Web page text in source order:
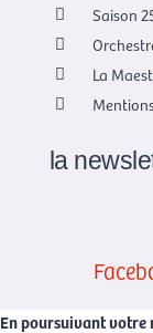
Saison
La
la
En poursuivant votre